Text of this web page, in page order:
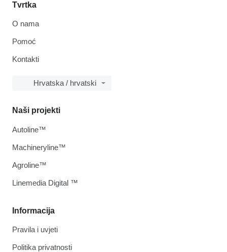
Tvrtka
O nama
Pomoć
Kontakti
Hrvatska / hrvatski
Informacija
Pravila i uvjeti
Politika privatnosti
Naši projekti
Autoline™
Machineryline™
Agroline™
Linemedia Digital ™